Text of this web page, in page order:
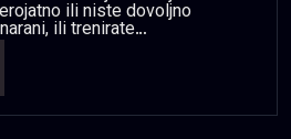
ili niste dovoljno
ili trenirate…